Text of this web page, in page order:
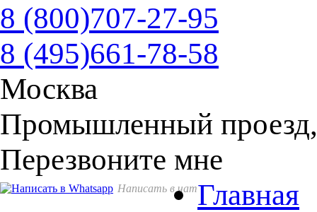
8 (800)707-27-95
8 (495)661-78-58
Москва
Промышленный
Перезвоните мне
Написать в чатГлавная